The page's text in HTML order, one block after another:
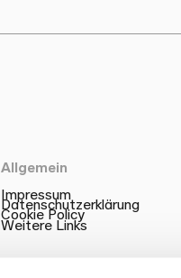
Allgemein
Impressum
Datenschutzerklärung
Cookie Policy
Weitere Links